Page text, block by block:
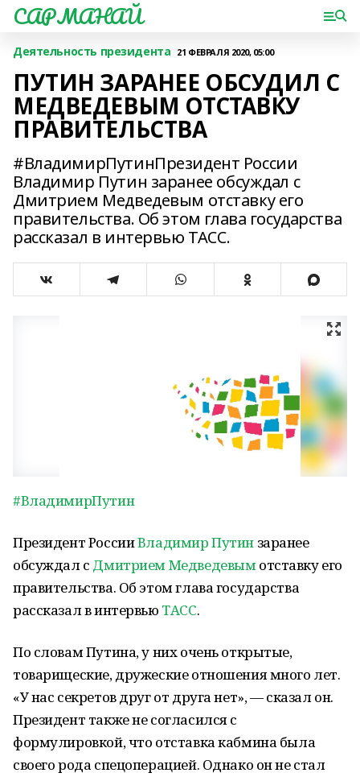
САРМАНАЙ
Деятельность президента 21 ФЕВРАЛЯ 2020, 05:00
ПУТИН ЗАРАНЕЕ ОБСУДИЛ С
МЕДВЕДЕВЫМ ОТСТАВКУ
ПРАВИТЕЛЬСТВА
#ВладимирПутинПрезидент России
Владимир Путин заранее обсуждал с
Дмитрием Медведевым отставку его
правительства. Об этом глава государства
рассказал в интервью ТАСС.
#ВладимирПутин
Президент РоссииВладимир Путин заранее
обсуждал с Дмитрием Медведевымотставку его
правительства. Об этом глава государства
рассказал в интервью ТАСС.
По словам Путина, у них очень открытые,
товарищеские, дружеские отношения много лет.
«У нас секретов друг от друга нет», — сказал он.
Президент также не согласился с
формулировкой, что отставка кабмина была
своего рода спецоперацией. Однако он не стал